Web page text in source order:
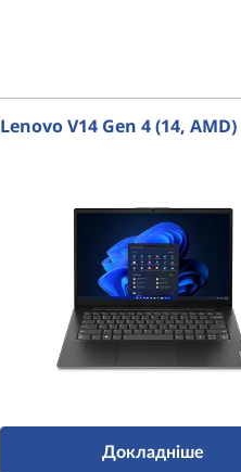
Lenovo V14 Gen 4 (14, AMD)
Докладніше